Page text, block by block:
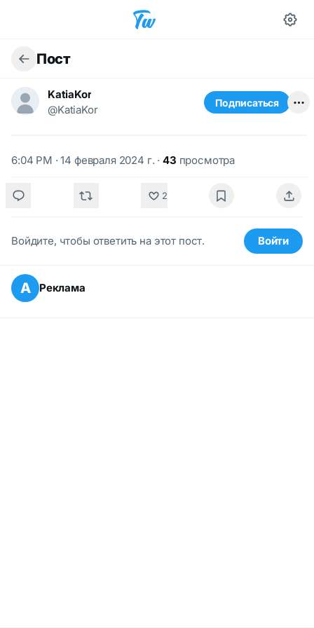
Пост
KatiaKor
@KatiaKor
Подписаться
6:04 PM · 14 февраля 2024 г. ·43 просмотра
2
Войдите, чтобы ответить на этот пост. Войти
А Реклама